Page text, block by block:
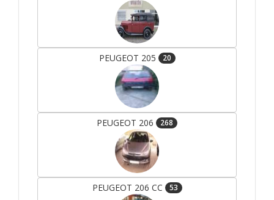
PEUGEOT 205 20
PEUGEOT 206 268
PEUGEOT 206 CC 53